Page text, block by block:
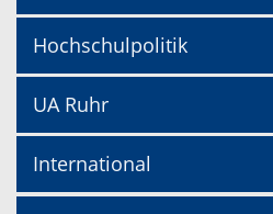
Hochschulpolitik
UA Ruhr
International